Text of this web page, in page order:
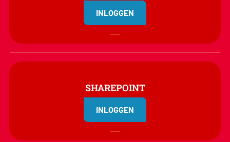
INLOGGEN
SHAREPOINT
INLOGGEN